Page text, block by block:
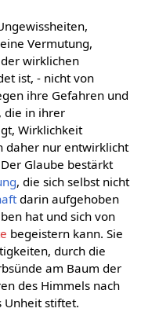
Vermutung,
wirklichen
ist, - nicht von
ihre Gefahren und
die in ihrer
Wirklichkeit
daher nur entwirklicht
Glaube bestärkt
, die sich selbst nicht
darin aufgehoben
hat und sich von
begeistern kann. Sie
durch die
am Baum der
des Himmels nach
Unheit stiftet.